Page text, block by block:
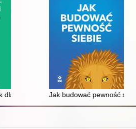
dla nastolatków : jak odnaleźć drogę do
Jak budować pewność